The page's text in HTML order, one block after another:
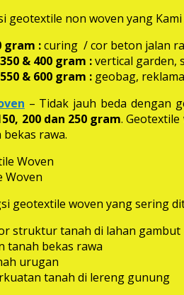
geotextile non woven yang
gram :curing / cor beton jalan
& 400 gram :vertical garden,
& 600 gram : geobag,
– Tidak jauh beda dengan
200 dan 250 gram.
rawa.
Woven
geotextile woven yang sering
struktur tanah di lahan gambut
tanah bekas rawa
urugan
tanah di lereng gunung